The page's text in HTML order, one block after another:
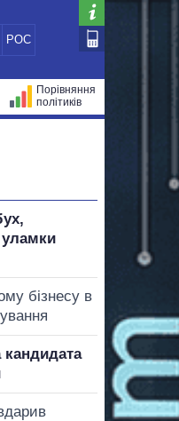
РОС
Порівняння
політиків
бізнесу в
кандидата